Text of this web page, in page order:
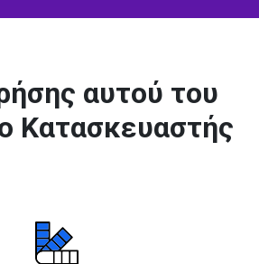
αυτού του
Κατασκευαστής